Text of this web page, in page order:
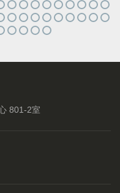
801-2室